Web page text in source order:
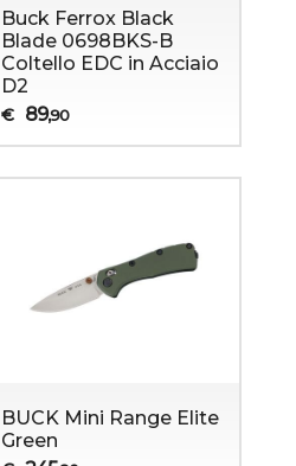
Buck Ferrox Black
Blade 0698BKS-B
Coltello EDC in Acciaio
D2
€ 89,90
BUCK Mini Range Elite
Green